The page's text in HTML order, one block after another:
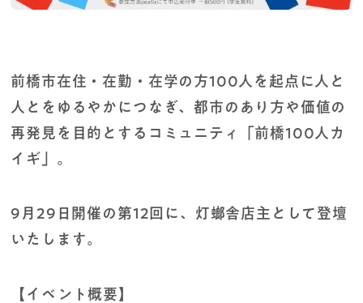
前橋市在住・在勤・在学の方100人を起点に人と
人とをゆるやかにつなぎ、都市のあり方や価値の
再発見を目的とするコミュニティ「前橋100人カ
イギ」。
9月29日開催の第12回に、灯螂舎店主として登壇
いたします。
【イベント概要】